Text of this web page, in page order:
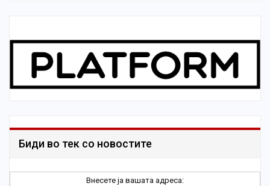
Биди во тек со новостите
Внесете ја вашата адреса: